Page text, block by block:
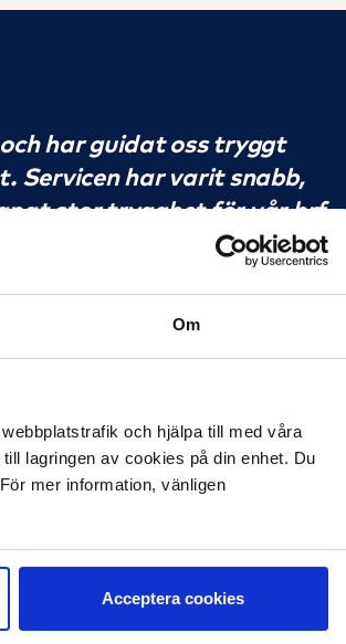
Om
och hjälpa till med våra
lagringen av cookies på din enhet. Du
mer information, vänligen
Acceptera cookies
har guidat oss tryggt
Servicen har varit snabb,
stor trygghet för vår brf.
tjänster och deras förmåga